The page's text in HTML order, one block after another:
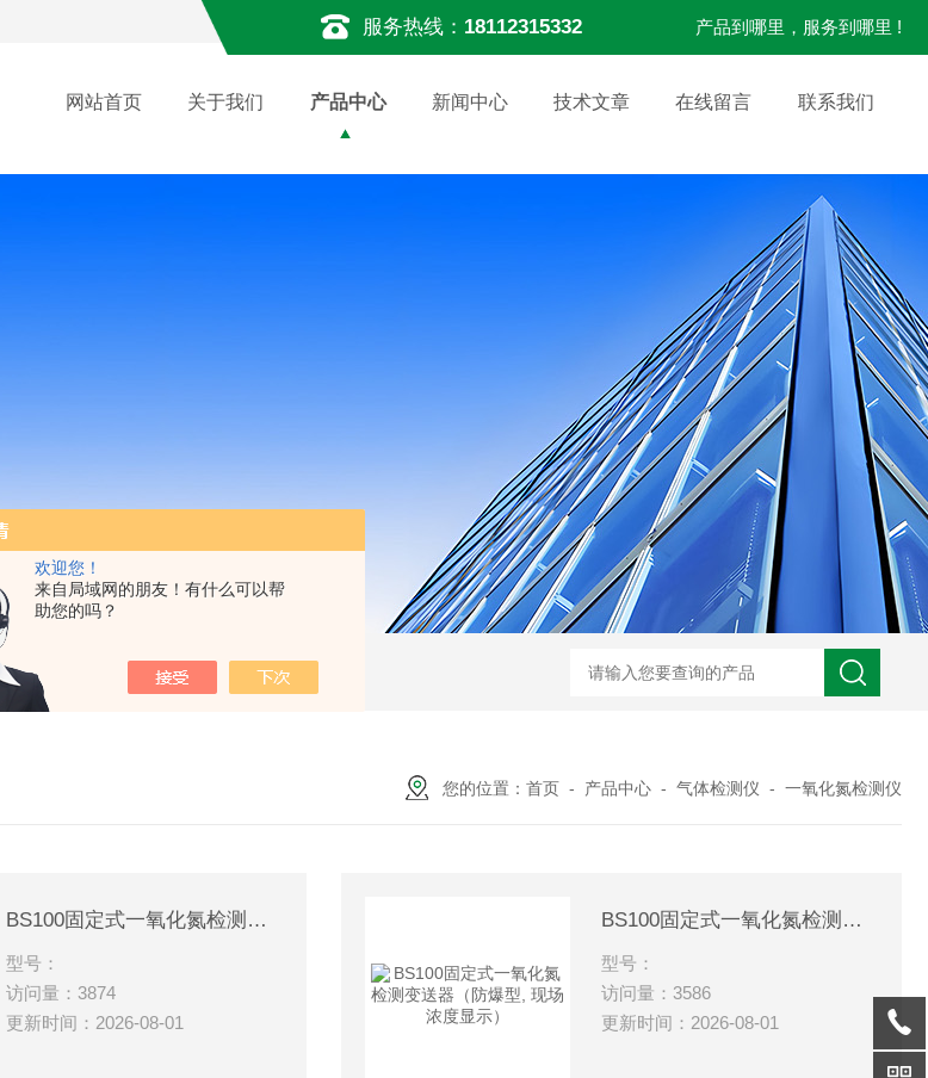
欢迎您！
来自局域网的朋友！有什么可以帮
助您的吗？
服务热线： 18112315332 产品到哪里，服务到哪里 !
网站首页 关于我们 产品中心 新闻中心 技术文章 在线留言 联系我们
您的位置： 首页 - 产品中心 - 气体检测仪 - 一氧化氮检测仪
BS100固定式一氧化氮检测变送器
型号：
访问量：3874
更新时间：2026-08-01
BS100固定式一氧化氮检测变送器（防爆型, 现场浓度显示）
型号：
访问量：3586
更新时间：2026-08-01